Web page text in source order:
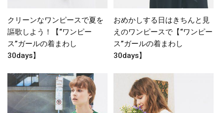
クリーンなワンピースで夏を
謳歌しよう！【“ワンピー
ス”ガールの着まわし
30days】
おめかしする日はきちんと見
えのワンピースで【“ワンピー
ス”ガールの着まわし
30days】